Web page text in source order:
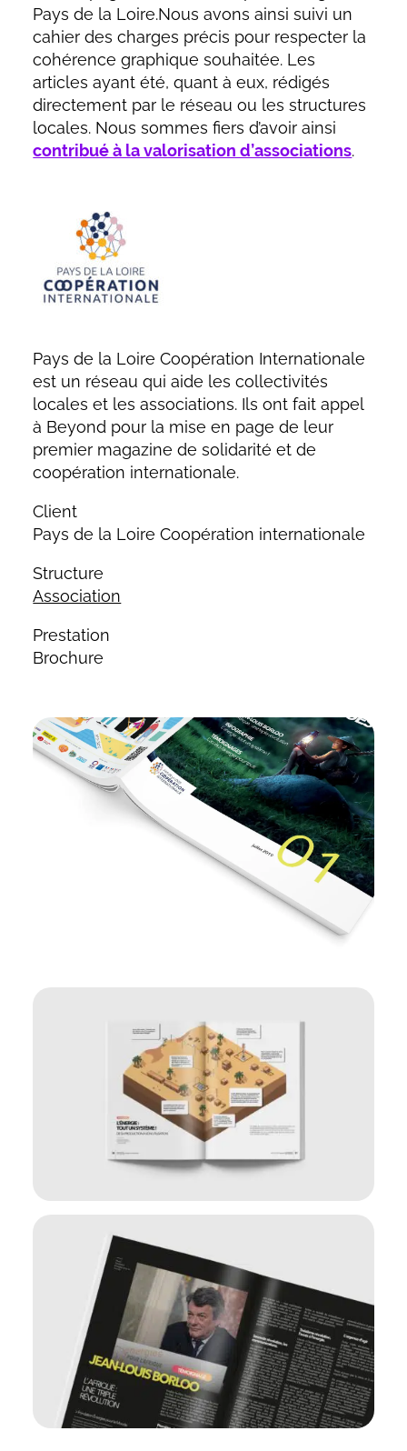
Pays de la Loire.Nous avons ainsi suivi un
cahier des charges précis pour respecter la
cohérence graphique souhaitée. Les
articles ayant été, quant à eux, rédigés
directement par le réseau ou les structures
locales. Nous sommes fiers d’avoir ainsi
contribué à la valorisation d’associations.
Pays de la Loire Coopération Internationale
est un réseau qui aide les collectivités
locales et les associations. Ils ont fait appel
à Beyond pour la mise en page de leur
premier magazine de solidarité et de
coopération internationale.
Client
Pays de la Loire Coopération internationale
Structure
Association
Prestation
Brochure